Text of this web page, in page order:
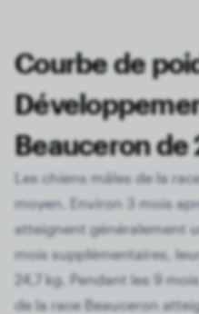
Courbe de
Beauceron de
Les chiens mâles de la
moyen. Environ 3 mois
atteignent généralement
mois supplémentaires,
24,7 kg. Pendant les 9
de la race Beauceron